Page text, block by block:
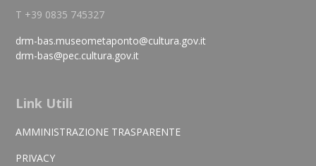
T +39 0835 745327
drm-bas.museometaponto@cultura.gov.it
drm-bas@pec.cultura.gov.it
Link Utili
AMMINISTRAZIONE TRASPARENTE
PRIVACY